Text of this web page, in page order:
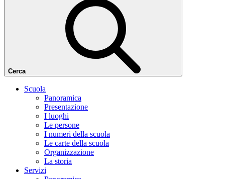
Cerca
Scuola
Panoramica
Presentazione
I luoghi
Le persone
I numeri della scuola
Le carte della scuola
Organizzazione
La storia
Servizi